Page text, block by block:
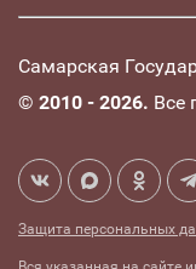
Самарская
© 2010 - 2026. Все
Защита персональных